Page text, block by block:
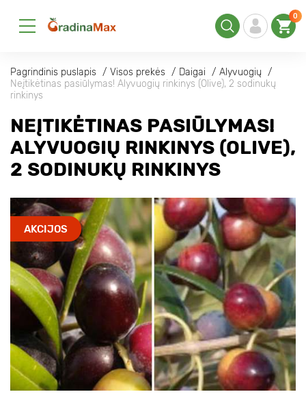
0
Pagrindinis puslapis Visos prekės Daigai
Alyvuogių
Neįtikėtinas pasiūlymas! Alyvuogių rinkinys (Olive), 2 sodinukų
rinkinys
NEĮTIKĖTINAS PASIŪLYMAS!
ALYVUOGIŲ RINKINYS (OLIVE),
2 SODINUKŲ RINKINYS
AKCIJOS